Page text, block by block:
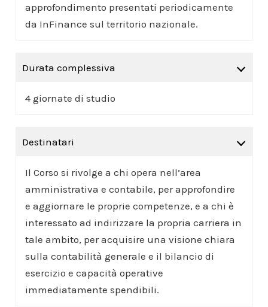
approfondimento presentati periodicamente
da InFinance sul territorio nazionale.
Durata complessiva
4 giornate di studio
Destinatari
Il Corso si rivolge a chi opera nell’area
amministrativa e contabile, per approfondire
e aggiornare le proprie competenze, e a chi è
interessato ad indirizzare la propria carriera in
tale ambito, per acquisire una visione chiara
sulla contabilità generale e il bilancio di
esercizio e capacità operative
immediatamente spendibili.